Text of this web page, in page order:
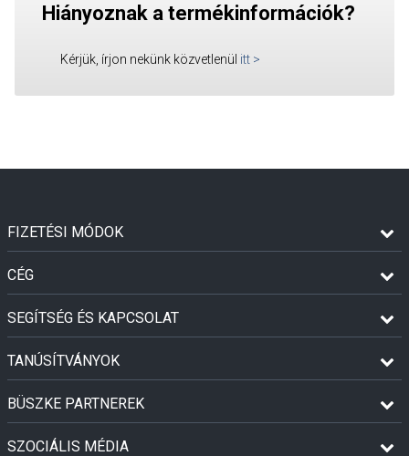
Hiányoznak a termékinformációk?
Kérjük, írjon nekünk közvetlenül itt >
FIZETÉSI MÓDOK
CÉG
SEGÍTSÉG ÉS KAPCSOLAT
TANÚSÍTVÁNYOK
BÜSZKE PARTNEREK
SZOCIÁLIS MÉDIA